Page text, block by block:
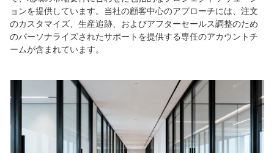
ョンを提供しています。当社の顧客中心のアプローチには、注文
のカスタマイズ、生産追跡、およびアフターセールス調整のため
のパーソナライズされたサポートを提供する専任のアカウントチ
ームが含まれています。